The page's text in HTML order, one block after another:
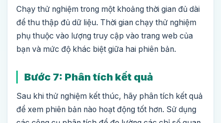
Chạy thử nghiệm trong một khoảng thời gian đủ dài
để thu thập đủ dữ liệu. Thời gian chạy thử nghiệm
phụ thuộc vào lượng truy cập vào trang web của
bạn và mức độ khác biệt giữa hai phiên bản.
Bước 7: Phân tích kết quả
Sau khi thử nghiệm kết thúc, hãy phân tích kết quả
để xem phiên bản nào hoạt động tốt hơn. Sử dụng